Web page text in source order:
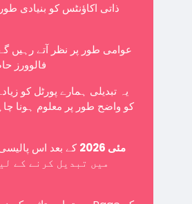
ذاتی اکاؤنٹس کو بنیادی
فالوورز
یہ تبدیلی ہمارے پورٹل کو
کو واضح طور پر معلوم ہونا
15 مئی 2026
کے بعد اس